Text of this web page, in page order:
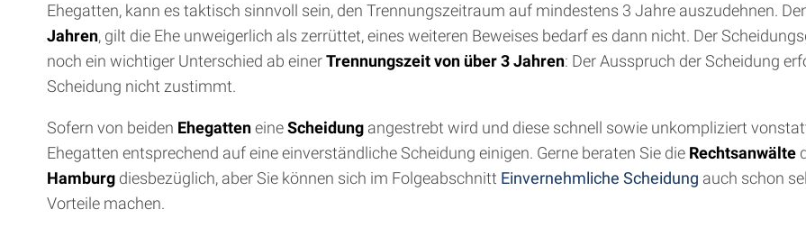
Ehegatten, kann es taktisch sinnvoll sein, den Trennungszeitraum auf mindestens 3 Jahre auszudehnen.
Jahren, gilt die Ehe unweigerlich als zerrüttet, eines weiteren Beweises bedarf es dann nicht. Der
noch ein wichtiger Unterschied ab einerTrennungszeit von über 3 Jahren: Der Ausspruch der Scheidung
Scheidung nicht zustimmt.
Sofern von beiden EhegatteneineScheidung angestrebt wird und diese schnell sowie unkompliziert
Ehegatten entsprechend auf eine einverständliche Scheidung einigen. Gerne beraten Sie die Rechtsanwälte
Hamburg diesbezüglich, aber Sie können sich im Folgeabschnitt Einvernehmliche Scheidung auch schon
Vorteile machen.